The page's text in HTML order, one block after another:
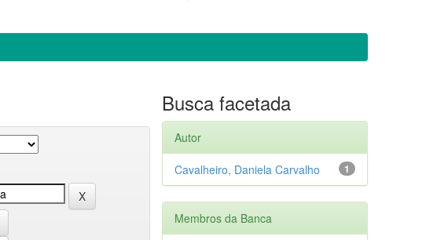
Busca facetada
Autor
1
Cavalheiro, Daniela Carvalho
Membros da Banca